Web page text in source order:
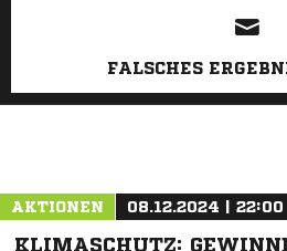
FALSCHES
AKTIONEN 08.12.2024 | 22:00
KLIMASCHUTZ: